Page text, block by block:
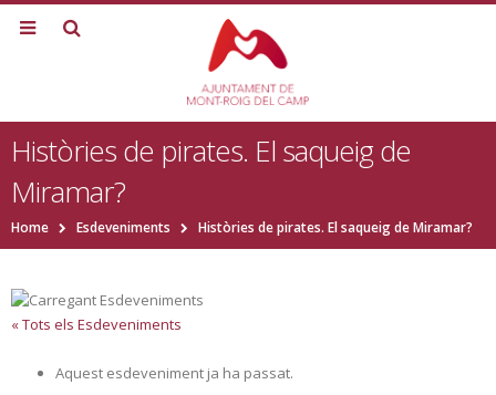
Històries de pirates. El saqueig de
Miramar?
Home Esdeveniments Històries de pirates. El saqueig de Miramar?
« Tots els Esdeveniments
Aquest esdeveniment ja ha passat.